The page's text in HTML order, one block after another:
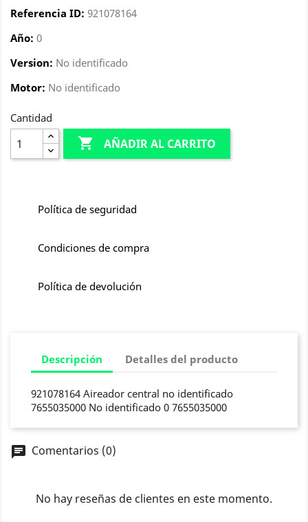
Referencia ID: 921078164
Año: 0
Version: No identificado
Motor: No identificado
Cantidad
 AÑADIR AL CARRITO
Política de seguridad
Condiciones de compra
Política de devolución
Descripción Detalles del producto
921078164 Aireador central no identificado
7655035000 No identificado 0 7655035000
chat Comentarios (0)
No hay reseñas de clientes en este momento.